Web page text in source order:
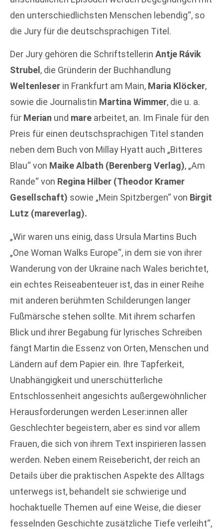
den unterschiedlichsten Menschen lebendig“, so
die Jury für die deutschsprachigen Titel.
Der Jury gehören die Schriftstellerin Antje Rávik
Strubel , die Gründerin der Buchhandlung
Weltenleser in Frankfurt am Main, Maria Klöcker,
sowie die Journalistin Martina Wimmer, die u. a.
für Merian und mare arbeitet, an. Im Finale für den
Preis für einen deutschsprachigen Titel standen
neben dem Buch von Millay Hyatt auch „Bitteres
Blau“ von Maike Albath (Berenberg Verlag), „Am
Rande“ von Regina Hilber (Theodor Kramer
Gesellschaft) sowie „Mein Spitzbergen“ von Birgit
Lutz (mareverlag).
„Wir waren uns einig, dass Ursula Martins Buch
„One Woman Walks Europe“, in dem sie von ihrer
Wanderung von der Ukraine nach Wales berichtet,
ein echtes Reiseabenteuer ist, das in einer Reihe
mit anderen berühmten Schilderungen langer
Fußmärsche stehen sollte. Mit ihrem scharfen
Blick und ihrer Begabung für lyrisches Schreiben
fängt Martin die Essenz von Orten, Menschen und
Ländern auf dem Papier ein. Ihre Tapferkeit,
Unabhängigkeit und unerschütterliche
Entschlossenheit angesichts außergewöhnlicher
Herausforderungen werden Leser:innen aller
Geschlechter begeistern, aber es sind vor allem
Frauen, die sich von ihrem Text inspirieren lassen
werden. Neben einem Reisebericht, der reich an
Details über die praktischen Aspekte des Alltags
unterwegs ist, behandelt sie schwierige und
hochaktuelle Themen auf eine Weise, die dieser
fesselnden Geschichte zusätzliche Tiefe verleiht“,